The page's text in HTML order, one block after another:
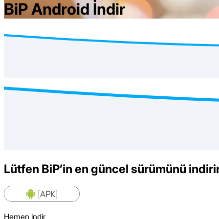
BiP Android İndir
Lütfen BiP’in en güncel sürümünü
Hemen indir